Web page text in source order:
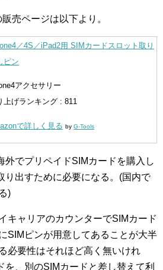
売ページは以下より。
／4S／iPad2用 SIMカードスロット取り
ピン
アクセサリー
上げランキング : 811
で詳しく見る by G-Tools
外でプリペイドSIMカードを購入し
り出すために必要になる。(国内で
)
キャリアのカウンターでSIMカード
SIMピンが用意してあることが大半
必要性はそれほど高く無いけれ
を、別のSIMカードと差し替えて利